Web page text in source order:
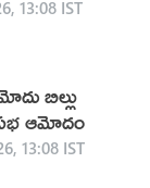
13:08 IST
బిల్లు
ఆమోదం
13:08 IST